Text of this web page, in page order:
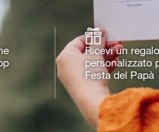
Ricevi un regalo
personalizzato
Festa del Papà